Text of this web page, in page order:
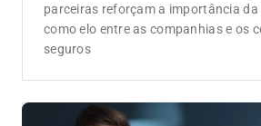
parceiras reforçam a importância
como elo entre as companhias e os
seguros